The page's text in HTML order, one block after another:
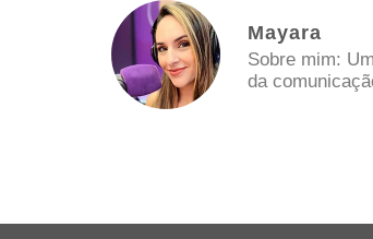
Mayara
Sobre mim:
da